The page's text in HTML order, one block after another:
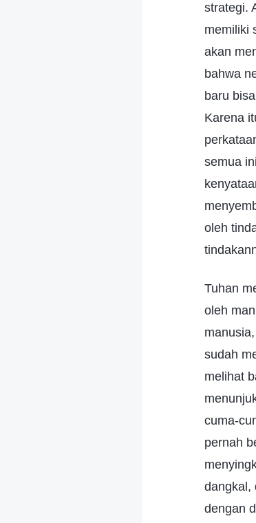
strategi.
memiliki
akan
bahwa
baru
Karena
semua
oleh
Tuhan
oleh
sudah
melihat
cuma-
pernah
dangkal,
dengan